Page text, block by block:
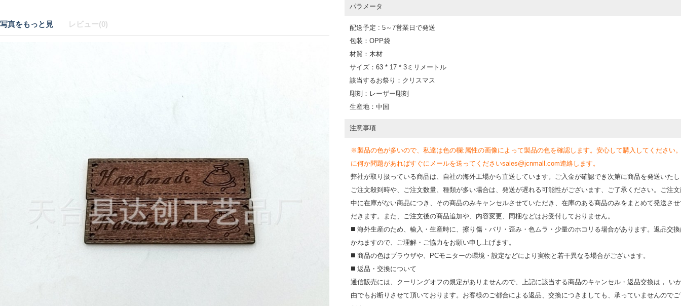
写真をもっと見 レビュー(0)
パラメータ
配送予定 : 5～7営業日で発送
包装：OPP袋
材質：木材
サイズ：63 * 17 * 3ミリメートル
該当するお祭り：クリスマス
彫刻：レーザー彫刻
生産地：中国
注意事項
※製品の色が多いので、私達は色の欄:属性の画像によって製品の色を確認します。安心して購入してください
に何か問題があればすぐにメールを送ってくださいsales@jcnmall.com連絡します。
弊社が取り扱っている商品は、自社の海外工場から直送しています。ご入金が確認でき次第に商品を発送いた
ご注文殺到時や、ご注文数量、種類が多い場合は、発送が遅れる可能性がございます、ご了承ください。ご注
中に在庫がない商品につき、その商品のみキャンセルさせていただき、在庫のある商品のみをまとめて発送さ
だきます。また、ご注文後の商品追加や、内容変更、同梱などはお受付しておりません。
◼️ 海外⽣産のため、輸⼊・⽣産時に、擦り傷・バリ・歪み・色ムラ・少量のホコリる場合があります。返品交
かねますので、ご理解・ご協⼒をお願い申し上げます。
◼️ 商品の⾊はブラウザや、PCモニターの環境・設定などにより実物と若⼲異なる場合がございます。
◼️ 返品・交換について
通信販売には、クーリングオフの規定がありませんので、上記に該当する商品のキャンセル・返品交換は， い
由でもお断りさせて頂いております。お客様のご都合による返品、交換につきましても、承っていませんので